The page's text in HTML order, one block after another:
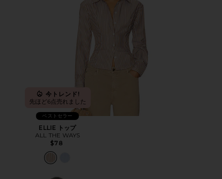
今トレンド!
先ほど6点売れました
ベストセラー
ELLIE トップ
ALL THE WAYS
$78